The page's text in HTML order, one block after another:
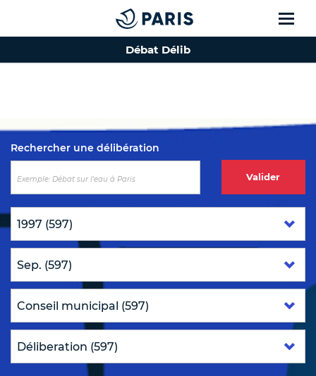
Top of the page
Débat Délib
Rechercher une délibération
Valider